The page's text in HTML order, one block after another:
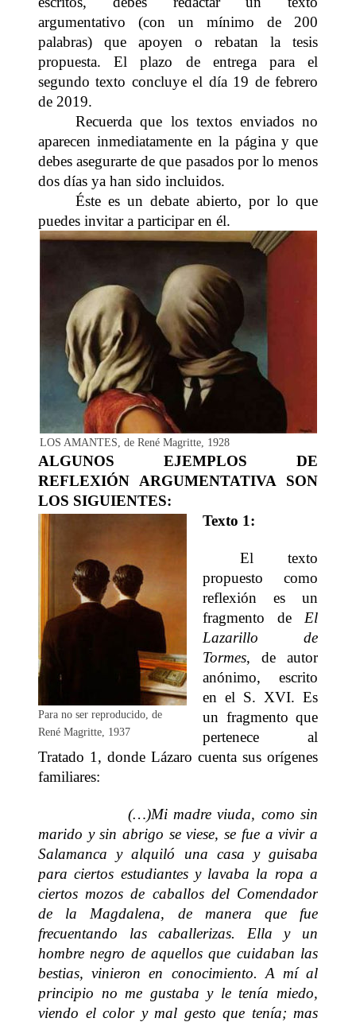
argumentativo (con un mínimo de 200
palabras) que apoyen o rebatan la tesis
propuesta. El plazo de entrega para el
segundo texto concluye el día 19 de febrero
de 2019.
Recuerda que los textos enviados no
aparecen inmediatamente en la página y que
debes asegurarte de que pasados por lo menos
dos días ya han sido incluidos.
Éste es un debate abierto, por lo que
puedes invitar a participar en él.
LOS AMANTES, de René Magritte, 1928
ALGUNOS EJEMPLOS DE
REFLEXIÓN ARGUMENTATIVA SON
LOS SIGUIENTES:
Para no ser reproducido, de
René Magritte, 1937
Texto 1:
El texto
propuesto como
reflexión es un
fragmento de El
Lazarillo de
Tormes, de autor
anónimo, escrito
en el S. XVI. Es
un fragmento que
pertenece al
Tratado 1, donde Lázaro cuenta sus orígenes
familiares:
(…)Mi madre viuda, como sin
marido y sin abrigo se viese, se fue a vivir a
Salamanca y alquiló una casa y guisaba
para ciertos estudiantes y lavaba la ropa a
ciertos mozos de caballos del Comendador
de la Magdalena, de manera que fue
frecuentando las caballerizas. Ella y un
hombre negro de aquellos que cuidaban las
bestias, vinieron en conocimiento. A mí al
principio no me gustaba y le tenía miedo,
viendo el color y mal gesto que tenía; mas